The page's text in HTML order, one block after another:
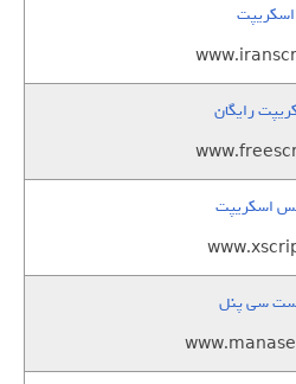
اسکریپت
رایگان
اسکریپت
سی پنل